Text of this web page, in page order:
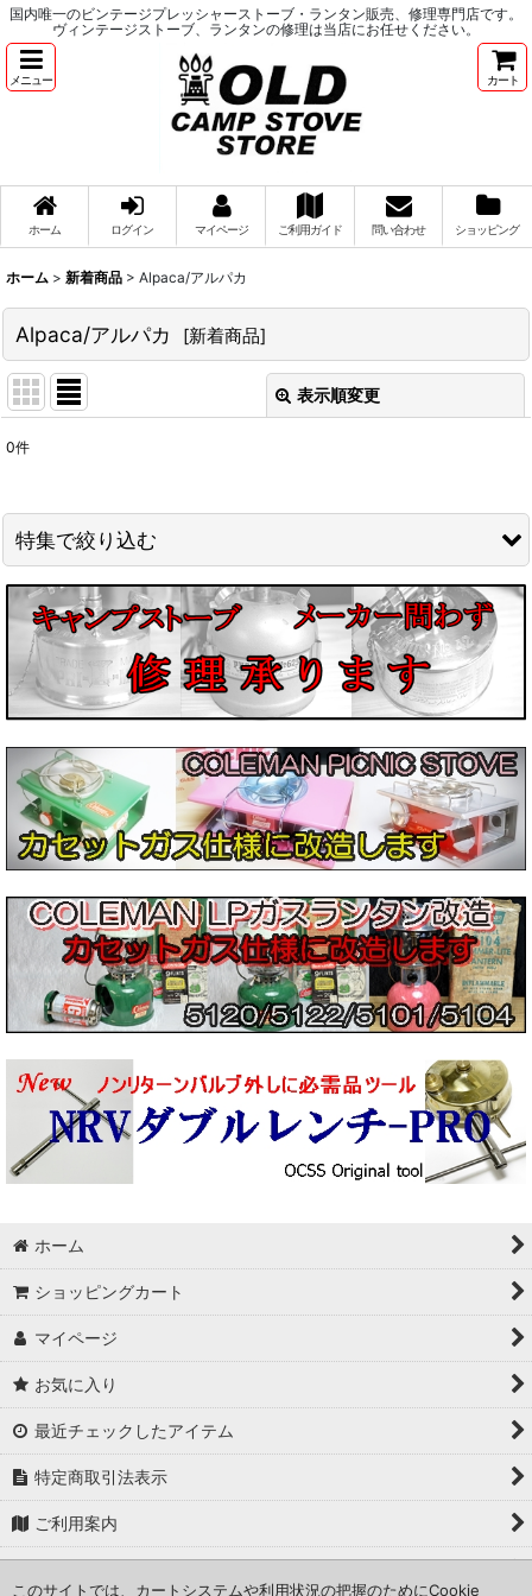
国内唯一のビンテージプレッシャーストーブ・ランタン販売、修理専門店です。
ヴィンテージストーブ、ランタンの修理は当店にお任せください。
メニュー カート
ホーム ログイン マイページ ご利用ガイド 問い合わせ ショッピング
ホーム > 新着商品 > Alpaca/アルパカ
Alpaca/アルパカ [新着商品]
表示順変更
並び順 :
絞り込む
0件
特集で絞り込む
Phoebus/ホエーブス
Radius/ラディウス
Optimus/オプティマス
Primus/プリムス
ENDERS/エンダース
Repair parts
MANASLU/マナスル
Svea/ スベア
コールマン/Coleman
ミリタリーグッツ
SIGG
ミリタリーストーブ
韓国バーナー
武井バーナー
韓国製バーナー
Alpaca/アルパカ
Coleman
ホーム
ショッピングカート
マイページ
お気に入り
最近チェックしたアイテム
特定商取引法表示
ご利用案内
このサイトでは、カートシステムや利用状況の把握のためにCookie